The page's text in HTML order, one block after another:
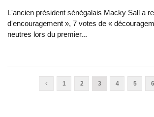
L'ancien président sénégalais Macky Sall a
d'encouragement », 7 votes de «
neutres lors du premier...
1 2 3 4 5 6